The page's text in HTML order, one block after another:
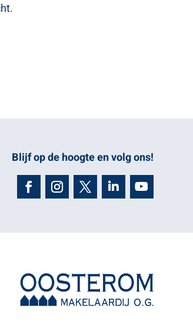
Blijf op de hoogte en volg ons!